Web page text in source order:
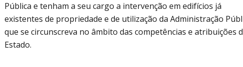
Pública e tenham a seu cargo a intervenção em edifícios já
existentes de propriedade e de utilização da Administração
que se circunscreva no âmbito das competências e atribuições
Estado.